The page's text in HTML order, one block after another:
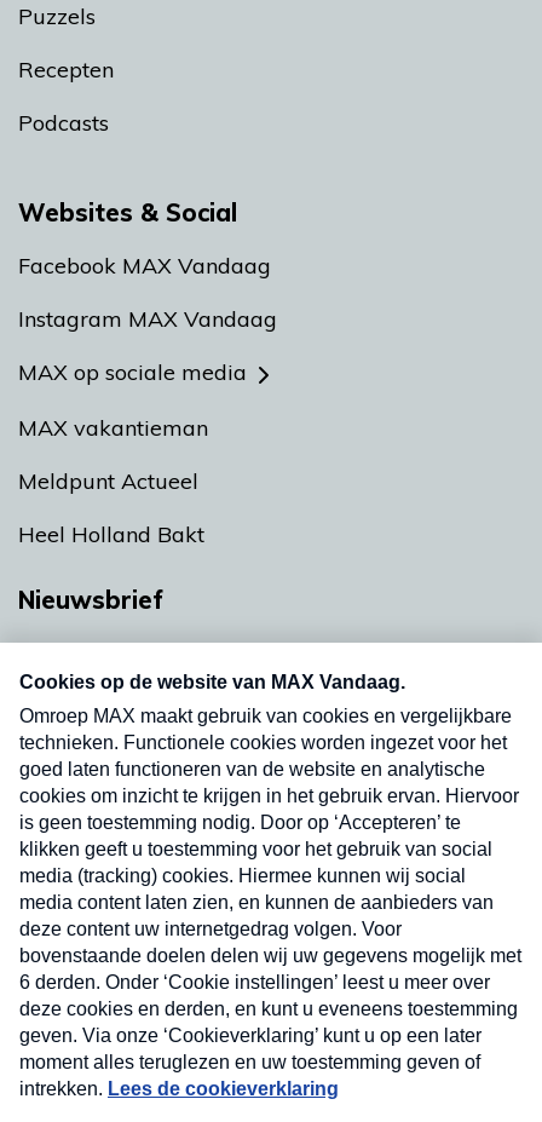
Puzzels
Recepten
Podcasts
Websites & Social
Facebook MAX Vandaag
Instagram MAX Vandaag
MAX op sociale media
MAX vakantieman
Meldpunt Actueel
Heel Holland Bakt
Nieuwsbrief
Neem hier een gratis abonnement op onze
nieuwsbrief. Elke vrijdag- en dinsdagochtend in
uw mailbox.
Verzend
Nieuwsbrief
Neem hier een gratis abonnement op onze
nieuwsbrief. Elke vrijdag- en dinsdagochtend in uw